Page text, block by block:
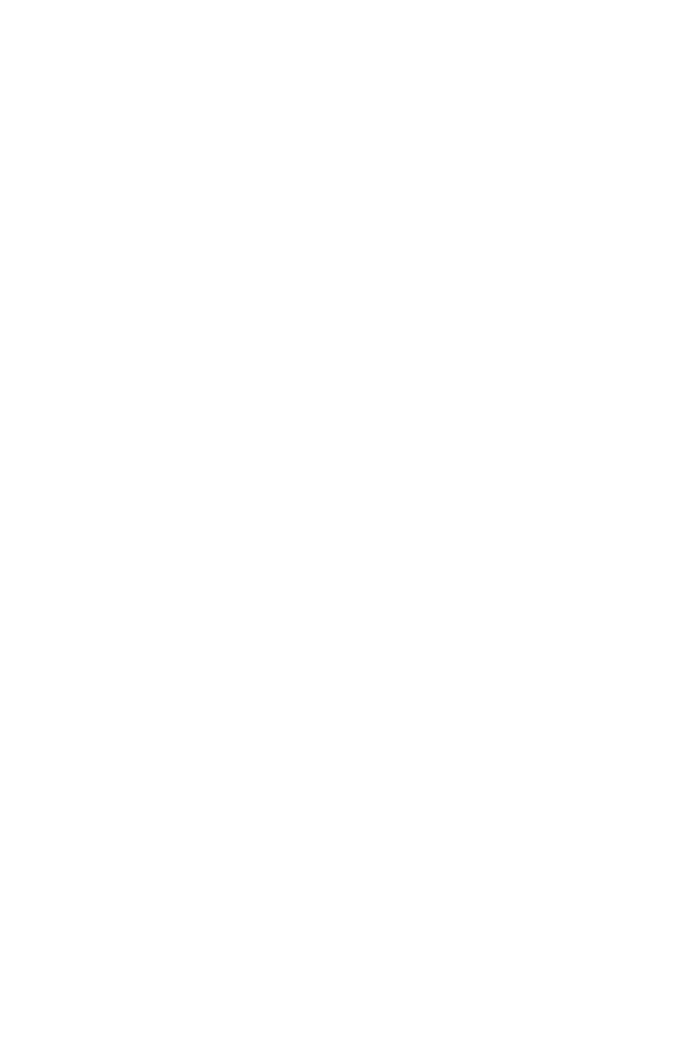
e reprodutiva
SNS
cada profissional faz a diferença”
nova regras do registo, alerta associação
elevados de Lp(a), revela estudo
representam um investimento sustentável para os sistemas de saúde”
metastático em doentes não elegíveis para inibidores PD-(L)1
controlar a hipertensão